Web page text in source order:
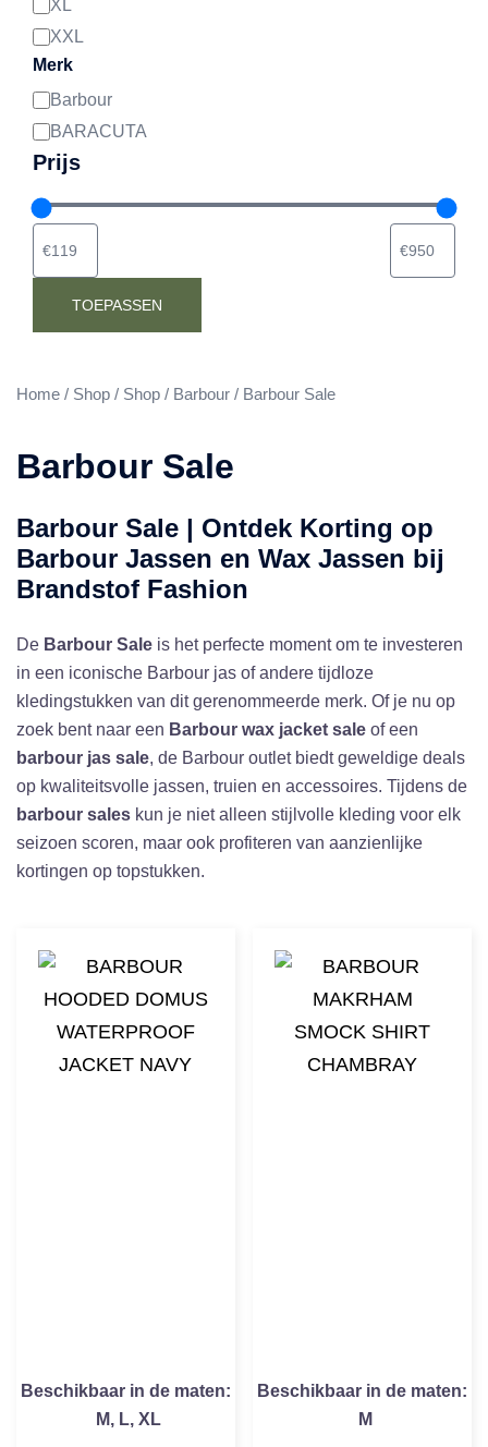
Home / Shop / Shop / Barbour / Barbour Sale
Barbour Sale
Barbour Sale | Ontdek Korting op
Barbour Jassen en Wax Jassen bij
Brandstof Fashion
De Barbour Sale is het perfecte moment om te investeren
in een iconische Barbour jas of andere tijdloze
kledingstukken van dit gerenommeerde merk. Of je nu op
zoek bent naar een Barbour wax jacket sale of een
barbour jas sale, de Barbour outlet biedt geweldige deals
op kwaliteitsvolle jassen, truien en accessoires. Tijdens de
barbour sales kun je niet alleen stijlvolle kleding voor elk
seizoen scoren, maar ook profiteren van aanzienlijke
kortingen op topstukken.
Beschikbaar in de maten:
M, L, XL
Beschikbaar in de maten:
M
XL
XXL
Merk
Merk
Barbour
BARACUTA
Prijs
TOEPASSEN